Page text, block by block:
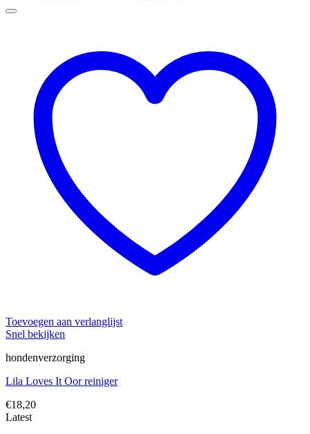
Toevoegen aan verlanglijst
Snel bekijken
hondenverzorging
Lila Loves It Oor reiniger
€18,20
Latest